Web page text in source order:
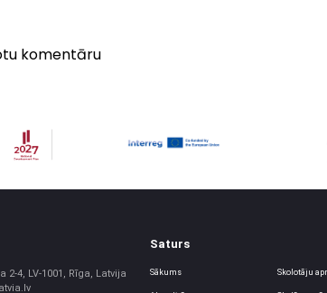
komentāru
2-4, LV-1001, Rīga, Latvija
Saturs
Sākums Skolotāju